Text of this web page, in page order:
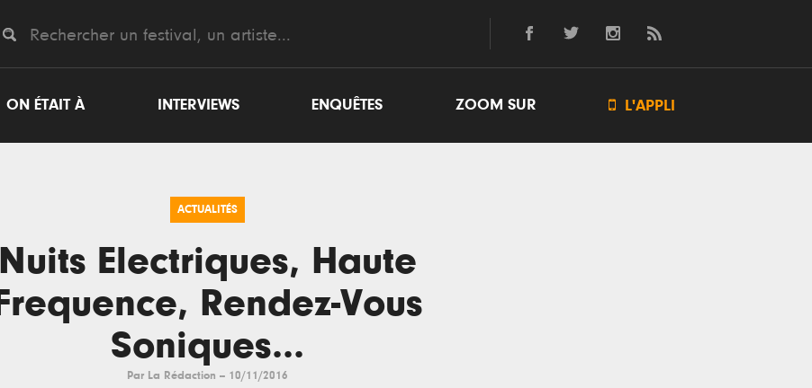
ON ÉTAIT À INTERVIEWS ENQUÊTES ZOOM SUR  L'APPLI
ACTUALITÉS
Nuits Electriques, Haute
Frequence, Rendez-Vous
Soniques...
Par La Rédaction -- 10/11/2016